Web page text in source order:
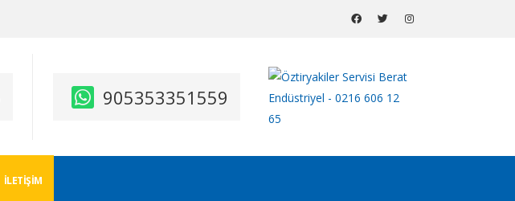
905353351559
İLETIŞIM